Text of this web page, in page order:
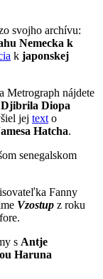
svojho archívu:
Nemecka k
k japonskej
Metrograph nájdete
Diopa
jej text o
Hatcha.
senegalskom
Fanny
Vzostup z roku
s Antje
Haruna